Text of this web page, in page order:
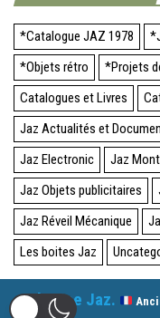
*Catalogue JAZ 1978
*Objets rétro
*Projets
Catalogues et Livres
Jaz Actualités et
Jaz Electronic
Jaz
Jaz Objets publicitaires
Jaz Réveil Mécanique
Les boites Jaz
Oh! Une Jaz.